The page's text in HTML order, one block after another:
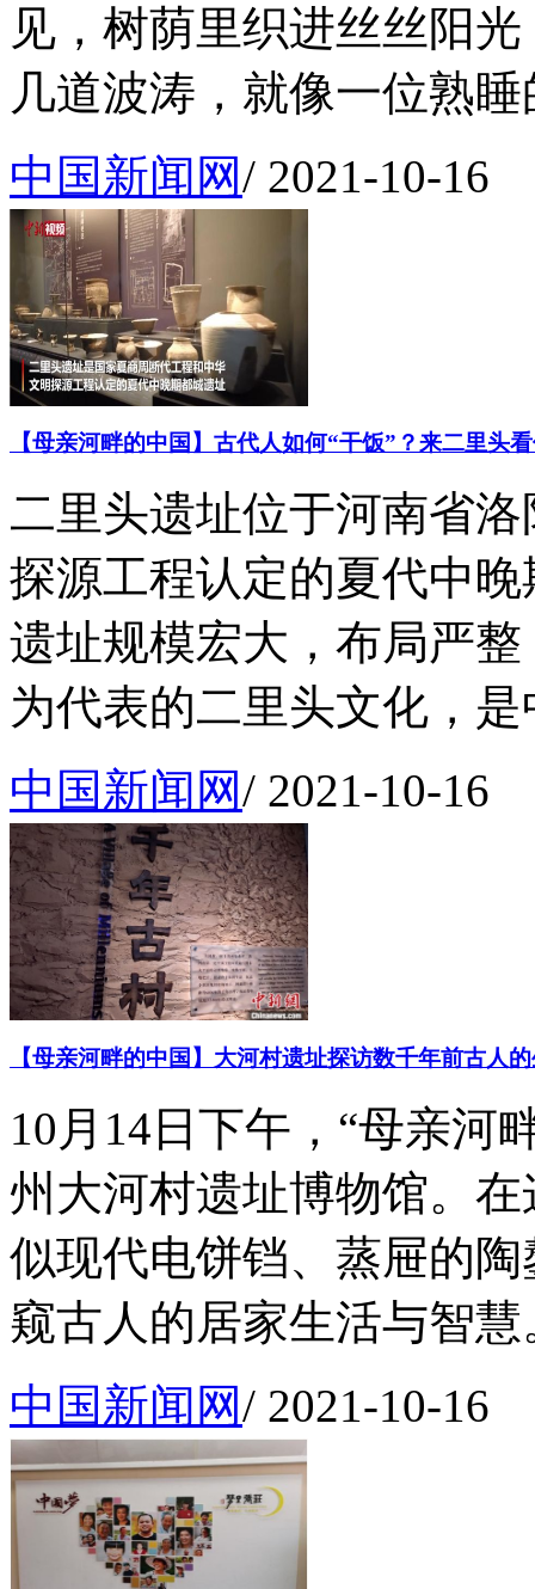
见，树荫里织进丝丝阳
几道波涛，就像一位熟睡
中国新闻网/ 2021-10-16
【母亲河畔的中国】古代人如何“干饭”？来二里头
二里头遗址位于河南省
探源工程认定的夏代中
遗址规模宏大，布局严
为代表的二里头文化，是
中国新闻网/ 2021-10-16
【母亲河畔的中国】大河村遗址探访数千年前古人
10月14日下午，“母亲河
州大河村遗址博物馆。
似现代电饼铛、蒸屉的
窥古人的居家生活与智慧
中国新闻网/ 2021-10-16